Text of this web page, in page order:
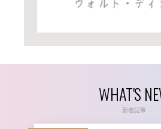
WHAT'S
新着記事